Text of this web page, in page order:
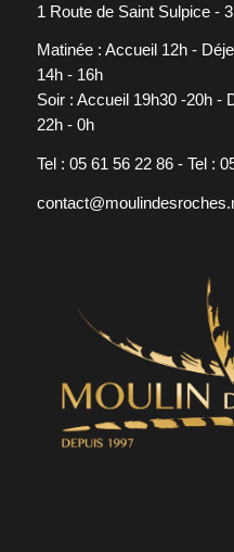
1 Route de Saint Sulpice -
Matinée : Accueil 12h -
14h - 16h
Soir : Accueil 19h30 -20h -
22h - 0h
Tel : 05 61 56 22 86 - Tel :